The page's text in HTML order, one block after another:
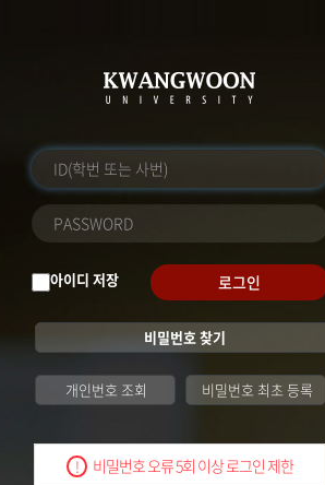
아이디 저장 로그인
비밀번호 찾기
개인번호 조회 비밀번호 최초 등록
! 비밀번호 오류 5회 이상 로그인 제한